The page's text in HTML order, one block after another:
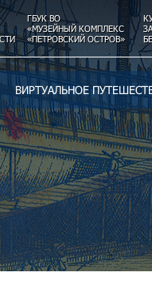
ГБУК ВО
«МУЗЕЙНЫЙ КОМПЛЕКС
«ПЕТРОВСКИЙ ОСТРОВ»
ВИРТУАЛЬНОЕ